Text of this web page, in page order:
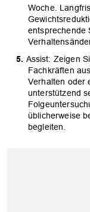
Woche.
entsprechende
Assist: Zeigen
Fachkräften
Verhalten oder
unterstützend
üblicherweise
begleiten.